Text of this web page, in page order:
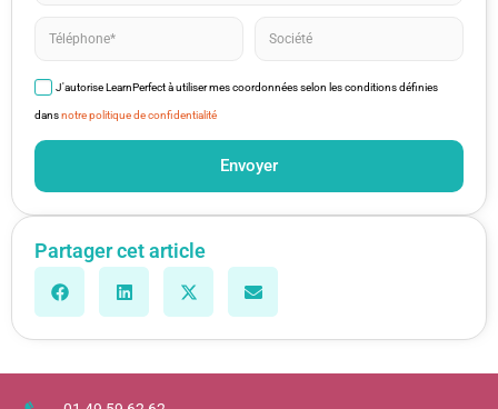
J'autorise LearnPerfect à utiliser mes coordonnées selon les conditions définies
dansnotre politique de confidentialité
Envoyer
Partager cet article